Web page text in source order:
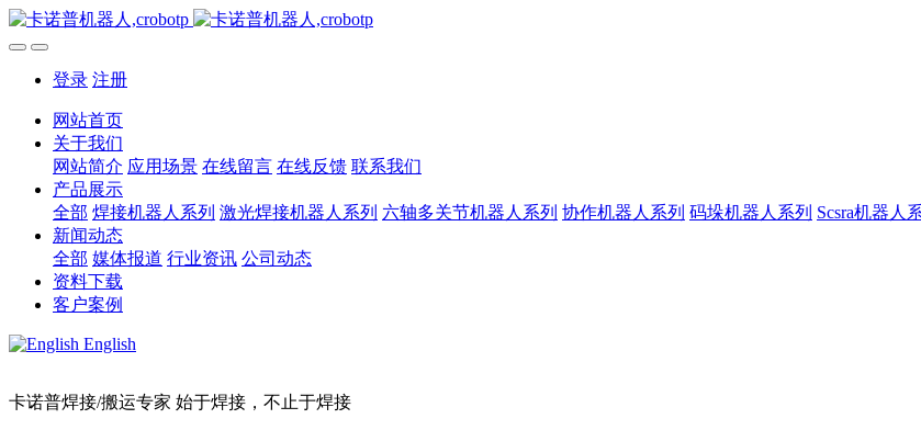
登录 注册
网站首页
关于我们
网站简介 应用场景 在线留言 在线反馈 联系我们
产品展示
全部 焊接机器人系列 激光焊接机器人系列 六轴多关节机器人系列 协作机器人系列 码垛机器人系列 Scsra机器人
新闻动态
全部 媒体报道 行业资讯 公司动态
资料下载
客户案例
English
卡诺普焊接/搬运专家 始于焊接，不止于焊接